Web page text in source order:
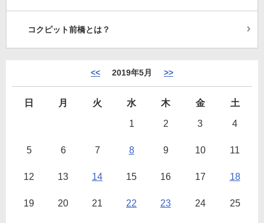
コクピット前橋とは？
<< 2019年5月 >>
日 月 火 水 木 金
土
1
2 3 4
5 6 7 8 9 10 11
12 13 14 15 16 17 18
19 20 21 22 23 24 25